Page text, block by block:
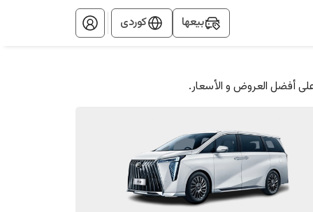
بيعها کوردی
أفضل العروض و الأسعار.